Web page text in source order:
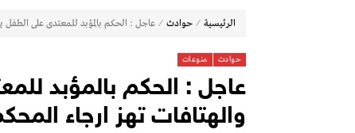
الرئيسية ⁄ حوادث ⁄ عاجل : الحكم بالمؤبد للمعتدى على الطفل
حوادث منوعات
عاجل : الحكم بالمؤبد
والهتافات تهز ارجاء